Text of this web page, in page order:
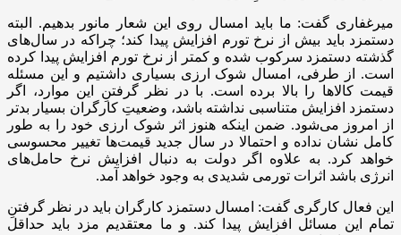
میرغفاری گفت: ما باید امسال روی این شعار مانور بدهیم. البته
دستمزد باید بیش از نرخ تورم افزایش پیدا کند؛ چراکه در سال‌های
گذشته دستمزد سرکوب شده و کمتر از نرخ تورم افزایش پیدا کرده
است. از طرفی، امسال شوک ارزی بسیاری داشتیم و این مسئله
قیمت کالاها را بالا برده است. با در نظر گرفتنِ این موارد، اگر
دستمزد افزایش متناسبی نداشته باشد، وضعیتِ کارگران بسیار بدتر
از امروز می‌شود. ضمن اینکه هنوز اثر شوک ارزی خود را به طور
کامل نشان نداده و احتمالا در سال جدید قیمت‌ها تغییر محسوسی
خواهد کرد. به علاوه اگر دولت به دنبال افزایش نرخ حامل‌های
انرژی باشد اثرات تورمی شدیدی به وجود خواهد آمد.
این فعال کارگری گفت: امسال دستمزد کارگران باید در نظر گرفتنِ
تمام این مسائل افزایش پیدا کند. و ما معتقدیم مزد باید حداقل